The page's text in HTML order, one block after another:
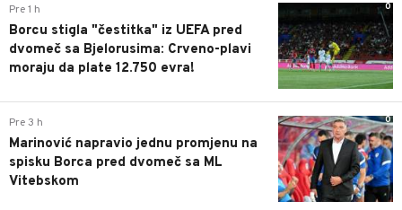
0
Pre 1 h
Borcu stigla "čestitka" iz UEFA pred
dvomeč sa Bjelorusima: Crveno-plavi
moraju da plate 12.750 evra!
0
Pre 3 h
Marinović napravio jednu promjenu na
spisku Borca pred dvomeč sa ML
Vitebskom